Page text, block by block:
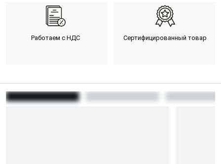
Работаем с НДС Сертифицированный товар